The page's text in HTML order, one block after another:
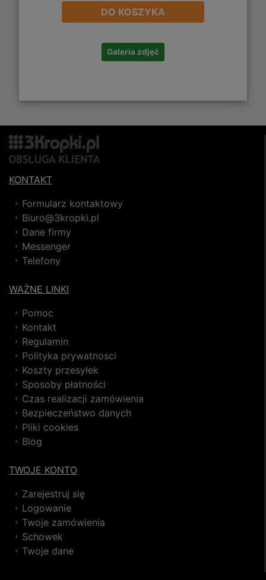
DO KOSZYKA
Galeria zdjęć
KONTAKT
Formularz kontaktowy
Biuro@3kropki.pl
Dane firmy
Messenger
Telefony
WAŻNE LINKI
Pomoc
Kontakt
Regulamin
Polityka prywatnosci
Koszty przesyłek
Sposoby płatności
Czas realizacji zamówienia
Bezpieczeństwo danych
Pliki cookies
Blog
TWOJE KONTO
Zarejestruj się
Logowanie
Twoje zamówienia
Schowek
Twoje dane